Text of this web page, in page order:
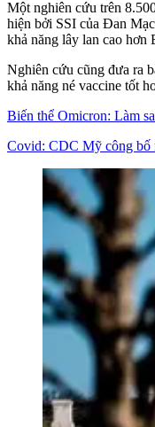
Một nghiên cứu trên
hiện bởi SSI của Đan
khả năng lây lan cao hơn
Nghiên cứu cũng đưa ra
khả năng né vaccine tốt
Biến thể Omicron: Làm
Covid: CDC Mỹ công bố